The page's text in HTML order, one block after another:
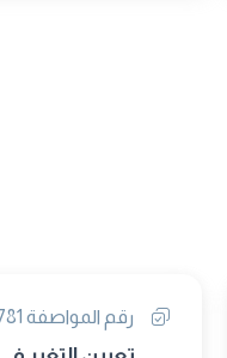
رقم المواصفة 2781 / 1995